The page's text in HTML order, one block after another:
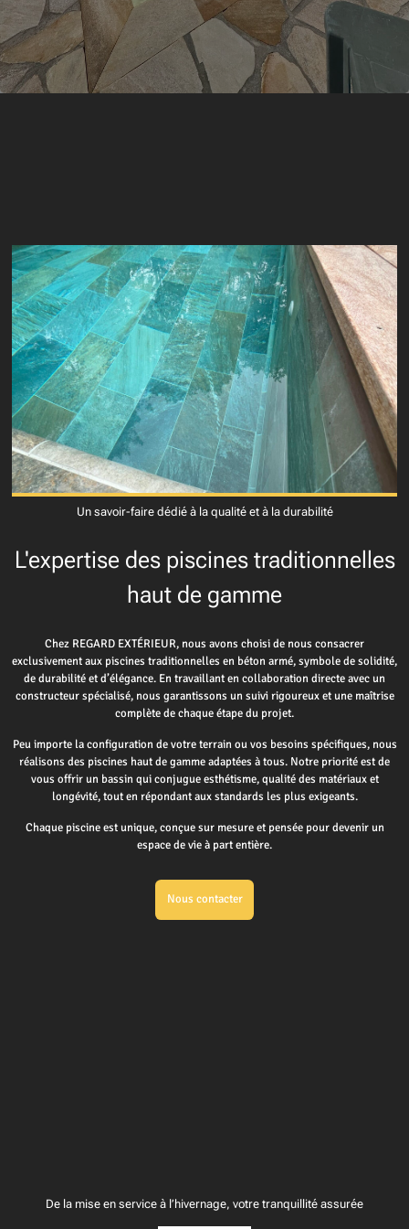
Un savoir-faire dédié à la qualité et à la durabilité
L'expertise des piscines traditionnelles
haut de gamme
Chez REGARD EXTÉRIEUR, nous avons choisi de nous consacrer
exclusivement aux piscines traditionnelles en béton armé, symbole de solidité,
de durabilité et d’élégance. En travaillant en collaboration directe avec un
constructeur spécialisé, nous garantissons un suivi rigoureux et une maîtrise
complète de chaque étape du projet.
Peu importe la configuration de votre terrain ou vos besoins spécifiques, nous
réalisons des piscines haut de gamme adaptées à tous. Notre priorité est de
vous offrir un bassin qui conjugue esthétisme, qualité des matériaux et
longévité, tout en répondant aux standards les plus exigeants.
Chaque piscine est unique, conçue sur mesure et pensée pour devenir un
espace de vie à part entière.
Nous contacter
De la mise en service à l’hivernage, votre tranquillité assurée